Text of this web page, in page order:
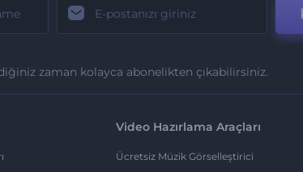
zaman kolayca abonelikten çıkabilirsiniz.
Video Hazırlama Araçları
Ücretsiz Müzik Görselleştirici